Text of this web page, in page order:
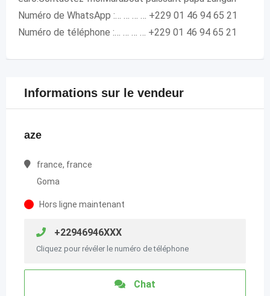
Numéro de WhatsApp :… … … … +229 01 46 94 65 21
Numéro de téléphone :… … … … +229 01 46 94 65 21
Informations sur le vendeur
aze
france, france
Goma
Hors ligne maintenant
+22946946XXX
Cliquez pour révéler le numéro de téléphone
Chat